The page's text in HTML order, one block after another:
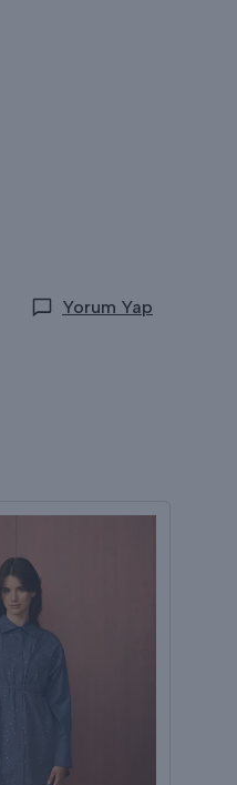
Yorum Yap